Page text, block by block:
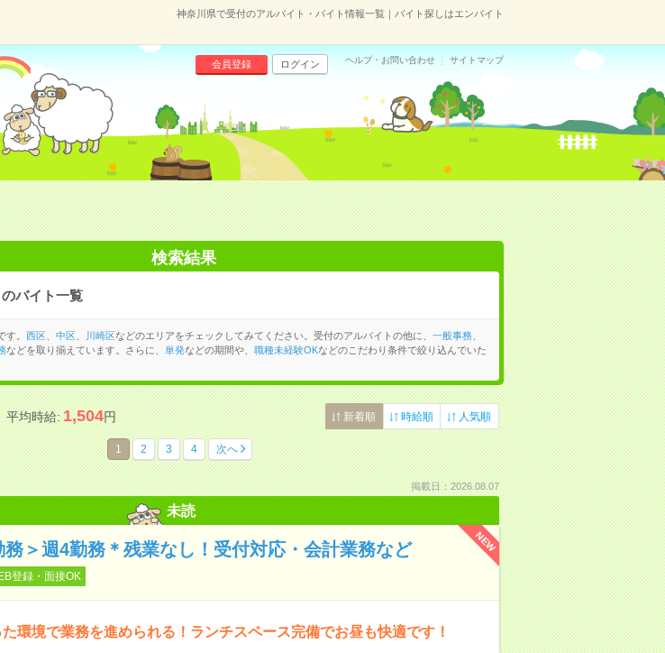
神奈川県で受付のアルバイト・バイト情報一覧｜バイト探しはエンバイト
会員登録 ログイン ヘルプ・お問い合わせ サイトマップ
検索結果
のバイト一覧
。 西区、 中区、 川崎区などのエリアをチェックしてみてください。受付のアルバイトの他に、 一般事務、
などを取り揃えています。さらに、 単発などの期間や、 職種未経験OKなどのこだわり条件で絞り込んでいた
平均時給:1,504円 新着順 時給順 人気順
1 2 3 4 次へ
掲載日：2026.08.07
未読
NEW
務＞週4勤務＊残業なし！受付対応・会計業務など
登録・面接OK
環境で業務を進められる！ランチスペース完備でお昼も快適です！